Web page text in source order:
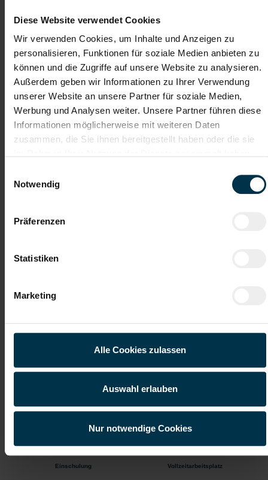
Diese Website verwendet Cookies
Wir verwenden Cookies, um Inhalte und Anzeigen zu
personalisieren, Funktionen für soziale Medien anbieten zu
können und die Zugriffe auf unsere Website zu analysieren.
Außerdem geben wir Informationen zu Ihrer Verwendung
unserer Website an unsere Partner für soziale Medien,
Werbung und Analysen weiter. Unsere Partner führen diese
Informationen möglicherweise mit weiteren Daten
zusammen, die Sie ihnen bereitgestellt haben oder die sie
Notwendig
Präferenzen
Statistiken
Marketing
Alle Cookies zulassen
Auswahl erlauben
Nur notwendige Cookies
Jetzt bewerben
Lackiertechniker:in (m/w/d)
Vollzeit
Industrie / handwerkliches Gewerbe
Lackieren von Klein- und Großbaugruppen nach Lackierplan
Selbstkontrolle zur Sicherstellung der geforderten Qualität
Bestückung und Räumung der Lackieranlage
Gratis Parkplatz
Kantine/
Betriebsrestaurant
Einschulung Vollzeitarbeitsplatz